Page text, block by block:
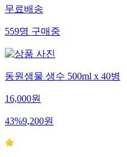
무료배송
559명구매중
동원샘물 생수 500ml x 40병
16,000원
43%9,200원